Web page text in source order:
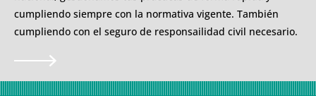
cumpliendo siempre con la normativa vigente. También
cumpliendo con el seguro de responsailidad civil necesario.